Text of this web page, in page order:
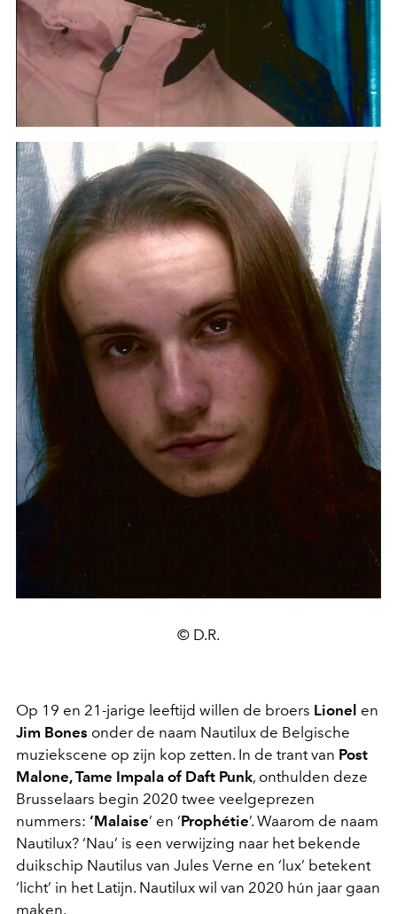
© D.R.
Op 19 en 21-jarige leeftijd willen de broers Lionel en
Jim Bones onder de naam Nautilux de Belgische
muziekscene op zijn kop zetten. In de trant van Post
Malone, Tame Impala of Daft Punk, onthulden deze
Brusselaars begin 2020 twee veelgeprezen
nummers: ‘Malaise’ en ‘Prophétie’. Waarom de naam
Nautilux? ‘Nau’ is een verwijzing naar het bekende
duikschip Nautilus van Jules Verne en ‘lux’ betekent
‘licht’ in het Latijn. Nautilux wil van 2020 hún jaar gaan
maken.